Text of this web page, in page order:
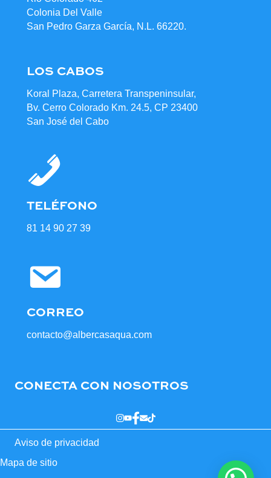
Colonia Del Valle
San Pedro Garza García, N.L. 66220.
LOS CABOS
Koral Plaza, Carretera Transpeninsular,
Bv. Cerro Colorado Km. 24.5, CP 23400
San José del Cabo
TELÉFONO
81 14 90 27 39
CORREO
contacto@albercasaqua.com
CONECTA CON NOSOTROS
Aviso de privacidad
Mapa de sitio